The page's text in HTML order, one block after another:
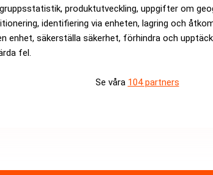
produktutveckling, uppgifter om
identifiering via enheten, lagring och
enhet, säkerställa säkerhet, förhindra och
fel.
Se våra 104 partners
för ett osäkrare Europa – E55
öppnar för ny väg – Realtid